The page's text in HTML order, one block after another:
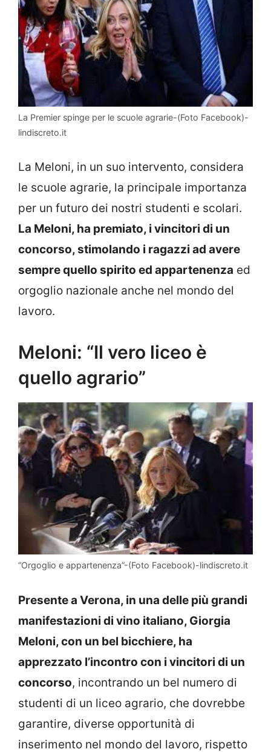
La Premier spinge per le scuole agrarie-(Foto Facebook)-
lindiscreto.it
La Meloni, in un suo intervento, considera
le scuole agrarie, la principale importanza
per un futuro dei nostri studenti e scolari.
La Meloni, ha premiato, i vincitori di un
concorso, stimolando i ragazzi ad avere
sempre quello spirito ed appartenenza ed
orgoglio nazionale anche nel mondo del
lavoro.
Meloni: “Il vero liceo è
quello agrario”
“Orgoglio e appartenenza”-(Foto Facebook)-lindiscreto.it
Presente a Verona, in una delle più grandi
manifestazioni di vino italiano, Giorgia
Meloni, con un bel bicchiere, ha
apprezzato l’incontro con i vincitori di un
concorso, incontrando un bel numero di
studenti di un liceo agrario, che dovrebbe
garantire, diverse opportunità di
inserimento nel mondo del lavoro, rispetto